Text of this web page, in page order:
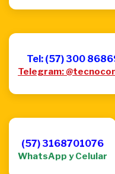
Tel: (57) 300
Telegram:
(57) 3168701076
WhatsApp y Celular